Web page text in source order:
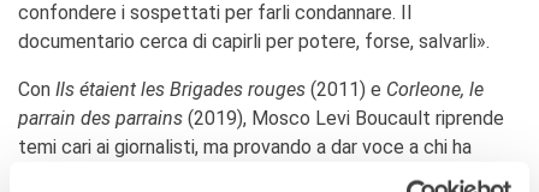
confondere i sospettati per farli condannare. Il
documentario cerca di capirli per potere, forse, salvarli».
Con Ils étaient les Brigades rouges (2011) e Corleone, le
parrain des parrains (2019), Mosco Levi Boucault riprende
temi cari ai giornalisti, ma provando a dar voce a chi ha
concepito e compiuto certi atti. I pentiti con i volti coperti